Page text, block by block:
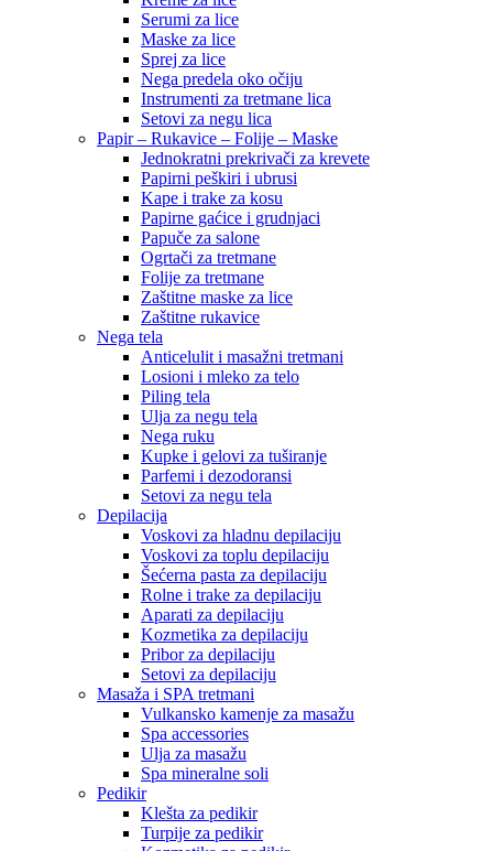
Serumi za lice
Maske za lice
Sprej za lice
Nega predela oko očiju
Instrumenti za tretmane lica
Setovi za negu lica
Papir – Rukavice – Folije – Maske
Jednokratni prekrivači za krevete
Papirni peškiri i ubrusi
Kape i trake za kosu
Papirne gaćice i grudnjaci
Papuče za salone
Ogrtači za tretmane
Folije za tretmane
Zaštitne maske za lice
Zaštitne rukavice
Nega tela
Anticelulit i masažni tretmani
Losioni i mleko za telo
Piling tela
Ulja za negu tela
Nega ruku
Kupke i gelovi za tuširanje
Parfemi i dezodoransi
Setovi za negu tela
Depilacija
Voskovi za hladnu depilaciju
Voskovi za toplu depilaciju
Šećerna pasta za depilaciju
Rolne i trake za depilaciju
Aparati za depilaciju
Kozmetika za depilaciju
Pribor za depilaciju
Setovi za depilaciju
Masaža i SPA tretmani
Vulkansko kamenje za masažu
Spa accessories
Ulja za masažu
Spa mineralne soli
Pedikir
Klešta za pedikir
Turpije za pedikir